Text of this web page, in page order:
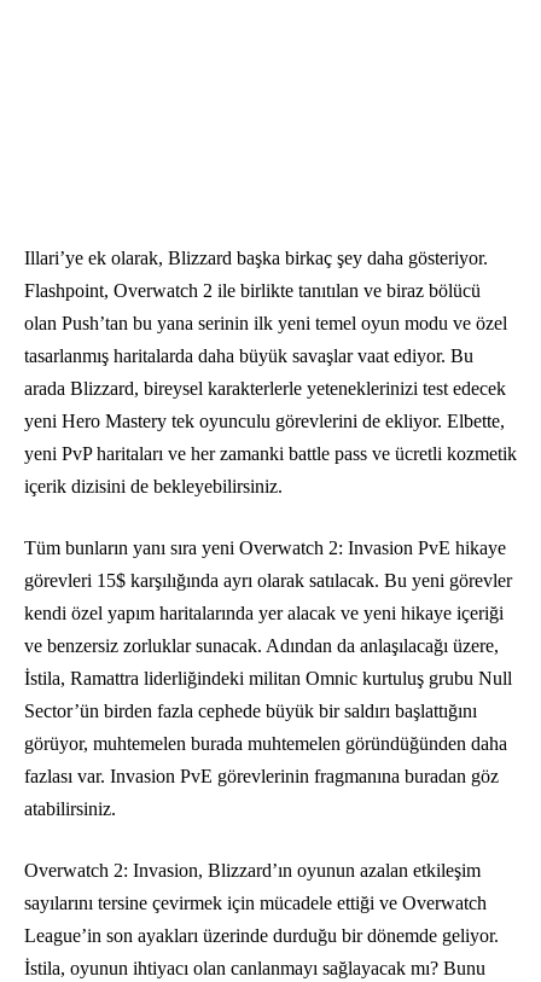
Illari’ye ek olarak, Blizzard başka birkaç şey daha gösteriyor.
Flashpoint, Overwatch 2 ile birlikte tanıtılan ve biraz bölücü
olan Push’tan bu yana serinin ilk yeni temel oyun modu ve özel
tasarlanmış haritalarda daha büyük savaşlar vaat ediyor. Bu
arada Blizzard, bireysel karakterlerle yeteneklerinizi test edecek
yeni Hero Mastery tek oyunculu görevlerini de ekliyor. Elbette,
yeni PvP haritaları ve her zamanki battle pass ve ücretli kozmetik
içerik dizisini de bekleyebilirsiniz.
Tüm bunların yanı sıra yeni Overwatch 2: Invasion PvE hikaye
görevleri 15$ karşılığında ayrı olarak satılacak. Bu yeni görevler
kendi özel yapım haritalarında yer alacak ve yeni hikaye içeriği
ve benzersiz zorluklar sunacak. Adından da anlaşılacağı üzere,
İstila, Ramattra liderliğindeki militan Omnic kurtuluş grubu Null
Sector’ün birden fazla cephede büyük bir saldırı başlattığını
görüyor, muhtemelen burada muhtemelen göründüğünden daha
fazlası var. Invasion PvE görevlerinin fragmanına buradan göz
atabilirsiniz.
Overwatch 2: Invasion, Blizzard’ın oyunun azalan etkileşim
sayılarını tersine çevirmek için mücadele ettiği ve Overwatch
League’in son ayakları üzerinde durduğu bir dönemde geliyor.
İstila, oyunun ihtiyacı olan canlanmayı sağlayacak mı? Bunu